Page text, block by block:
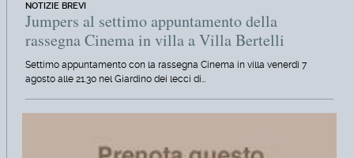
NOTIZIE BREVI
Jumpers al settimo appuntamento della
rassegna Cinema in villa a Villa Bertelli
Settimo appuntamento con la rassegna Cinema in villa venerdì 7
agosto alle 21.30 nel Giardino dei lecci di…